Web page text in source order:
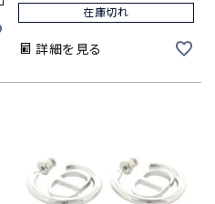
在庫切れ
詳細を見る